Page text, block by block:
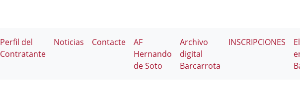
Perfil del
Contratante
Noticias Contacte
AF
Hernando
de Soto
Archivo
digital
Barcarrota
INSCRIPCIONES